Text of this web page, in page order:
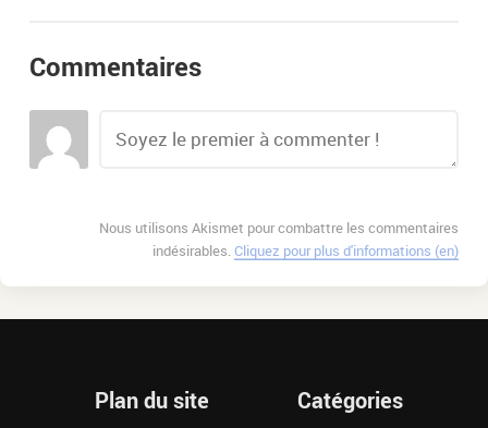
Commentaires
Nous utilisons Akismet pour combattre les commentaires
indésirables.Cliquez pour plus d'informations (en)
Plan du site Catégories